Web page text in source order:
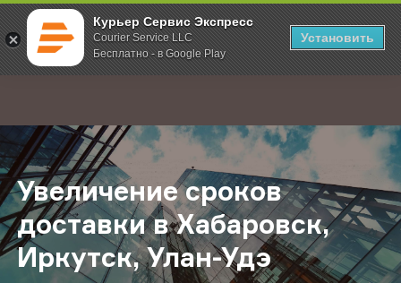
Курьер Сервис Экспресс
Courier Service LLC
Бесплатно - в Google Play
Установить
; Главная О компании Новости Увеличение сроков доставки в
Увеличение сроков
доставки в Хабаровск,
Иркутск, Улан-Удэ